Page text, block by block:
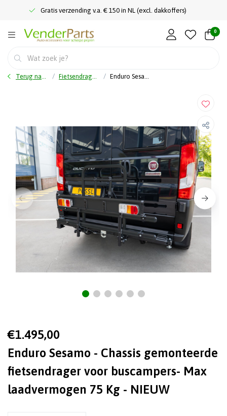
Gratis verzending v.a. € 150 in NL (excl. dakkoffers)
0
Terug naar home Fietsendragers Enduro Sesamo - Chassis gemonteerde fietsendrager voor buscampers- Max laadvermogen 75 Kg - NIEUW
€1.495,00
Enduro Sesamo - Chassis gemonteerde
fietsendrager voor buscampers- Max
laadvermogen 75 Kg - NIEUW